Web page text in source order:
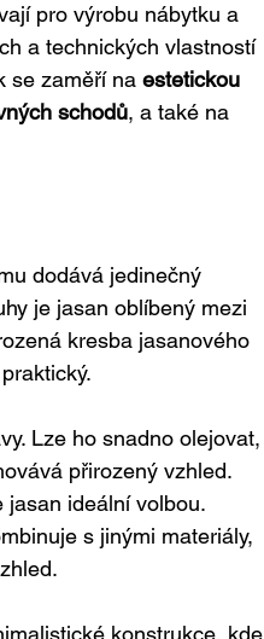
pro výrobu nábytku a
a technických vlastností
se zaměří na estetickou
schodů, a také na
dodává jedinečný
je jasan oblíbený mezi
kresba jasanového
Lze ho snadno olejovat,
přirozený vzhled.
jasan ideální volbou.
s jinými materiály,
konstrukce, kde